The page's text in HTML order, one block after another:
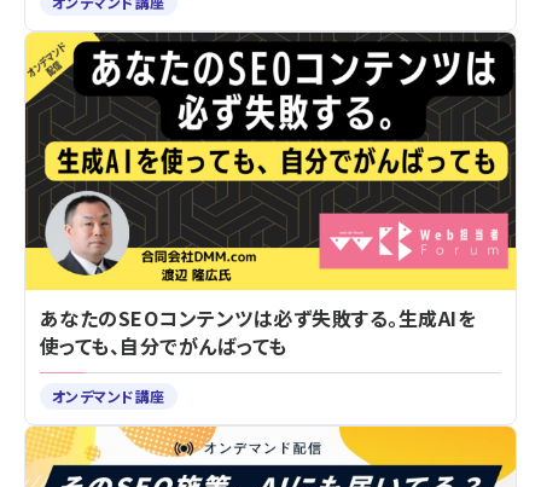
あなたのSEOコンテンツは必ず失敗する。生成AIを
使っても、自分でがんばっても
オンデマンド講座